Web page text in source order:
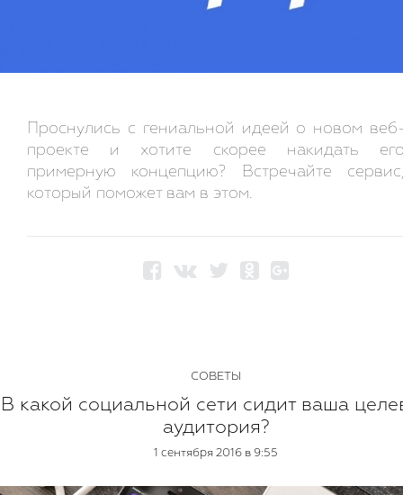
Проснулись с гениальной идеей о новом
проекте и хотите скорее накидать
примерную концепцию? Встречайте
который поможет вам в этом.
СОВЕТЫ
В какой социальной сети сидит ваша
аудитория?
1 сентября 2016 в 9:55